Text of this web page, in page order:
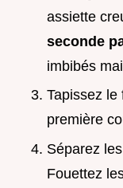
assiette
seconde
imbibés
Tapissez le
première
Séparez
Fouettez